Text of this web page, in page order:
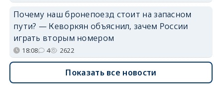
Почему наш бронепоезд стоит на запасном
пути? — Кеворкян объяснил, зачем России
играть вторым номером
18:08 4 2622
Показать все новости